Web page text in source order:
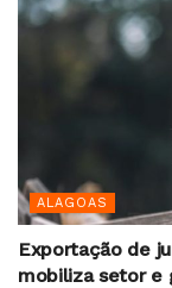
ALAGOAS
Exportação de
mobiliza setor e